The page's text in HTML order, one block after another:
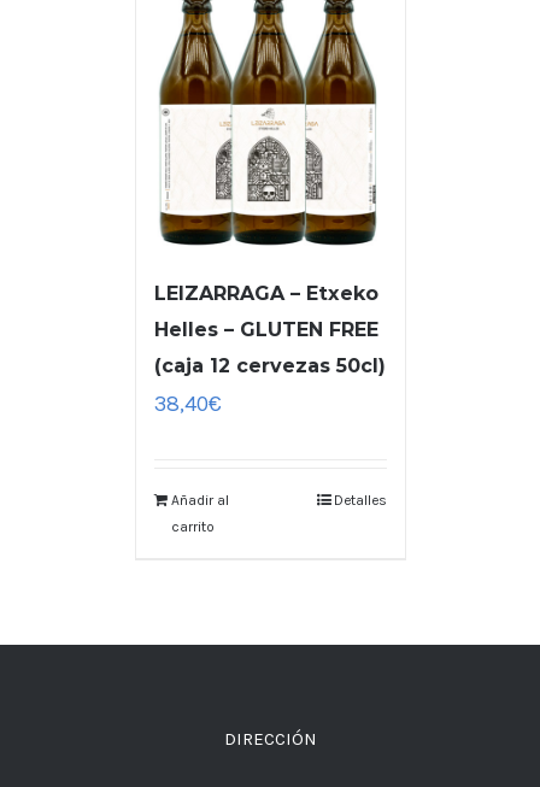
LEIZARRAGA – Etxeko
Helles – GLUTEN FREE
(caja 12 cervezas 50cl)
38,40€
Añadir al
carrito
Detalles
DIRECCIÓN